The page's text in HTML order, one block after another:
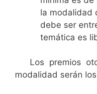
la modalidad
debe ser
temática es
Los premios
modalidad serán